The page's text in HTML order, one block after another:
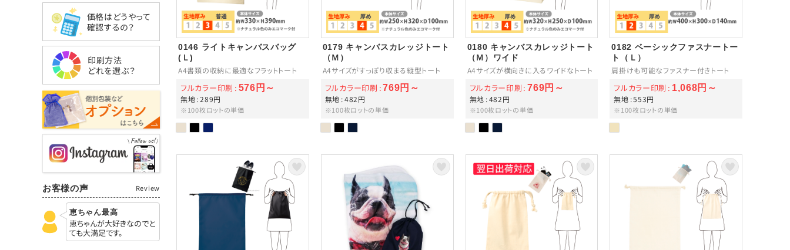
0146 ライトキャンバスバッグ
(Ｌ)
A4書類の収納に最適なフラットトート
無地 289円
フルカラー印刷 576円～
※100枚ロットの単価
0179 キャンバスカレッジトート
（Ｍ）
A4サイズがすっぽり収まる縦型トート
無地 482円
フルカラー印刷 769円～
※100枚ロットの単価
0180 キャンバスカレッジトート
（Ｍ）ワイド
A4サイズが横向きに入るワイドなトート
無地 482円
フルカラー印刷 769円～
※100枚ロットの単価
0182 ベーシックファスナートー
ト（Ｌ）
肩掛けも可能なファスナー付きトート
無地 553円
フルカラー印刷 1,068円～
※100枚ロットの単価
価格はどうやって
確認するの？
印刷方法
どれを選ぶ？
お客様の声 Review
恵ちゃん最高
恵ちゃんが大好きなのでと
ても大満足です。